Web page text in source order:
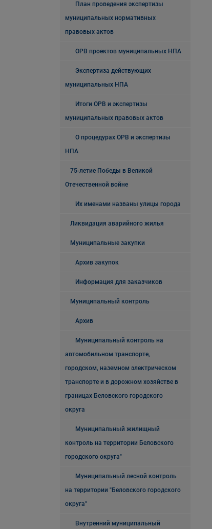
План проведения экспертизы
муниципальных нормативных
правовых актов
ОРВ проектов муниципальных НПА
Экспертиза действующих
муниципальных НПА
Итоги ОРВ и экспертизы
муниципальных правовых актов
О процедурах ОРВ и экспертизы
НПА
75-летие Победы в Великой
Отечественной войне
Их именами названы улицы города
Ликвидация аварийного жилья
Муниципальные закупки
Архив закупок
Информация для заказчиков
Муниципальный контроль
Архив
Муниципальный контроль на
автомобильном транспорте,
городском, наземном электрическом
транспорте и в дорожном хозяйстве в
границах Беловского городского
округа
Муниципальный жилищный
контроль на территории Беловского
городского округа"
Муниципальный лесной контроль
на территории "Беловского городского
округа"
Внутренний муниципальный